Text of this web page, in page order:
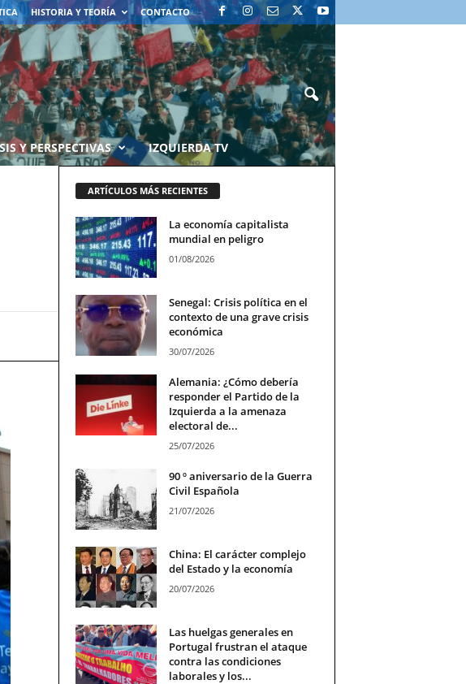
HISTORIA Y TEORÍA CONTACTO
Y PERSPECTIVAS IZQUIERDA TV
ARTÍCULOS MÁS RECIENTES
La economía capitalista
mundial en peligro
01/08/2026
Senegal: Crisis política en el
contexto de una grave crisis
económica
30/07/2026
Alemania: ¿Cómo debería
responder el Partido de la
Izquierda a la amenaza
electoral de...
25/07/2026
90 º aniversario de la Guerra
Civil Española
21/07/2026
China: El carácter complejo
del Estado y la economía
20/07/2026
Las huelgas generales en
Portugal frustran el ataque
contra las condiciones
laborales y los...